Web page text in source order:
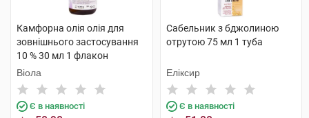
Камфорна олія олія для
зовнішнього застосування
10 % 30 мл 1 флакон
Віола
Є в наявності
Сабельник з бджолиною
отрутою 75 мл 1 туба
Еліксир
Є в наявності